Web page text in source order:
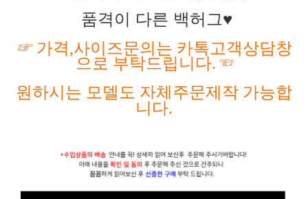
품격이 다른 백허그♥
☞ 가격,사이즈문의는 카톡고객상담창
으로 부탁드립니다. ☜
원하시는 모델도 자체주문제작 가능합
니다.